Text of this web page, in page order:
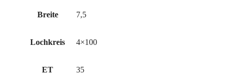
Breite 7,5
Lochkreis 4×100
ET 35